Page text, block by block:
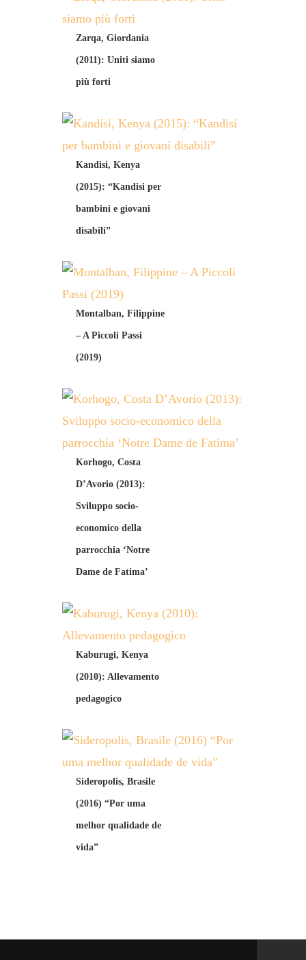
Zarqa, Giordania
(2011): Uniti siamo
più forti
Kandisi, Kenya
(2015): “Kandisi per
bambini e giovani
disabili”
Montalban, Filippine
– A Piccoli Passi
(2019)
Korhogo, Costa
D’Avorio (2013):
Sviluppo socio-
economico della
parrocchia ‘Notre
Dame de Fatima’
Kaburugi, Kenya
(2010): Allevamento
pedagogico
Sideropolis, Brasile
(2016) “Por uma
melhor qualidade de
vida”